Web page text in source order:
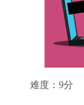
难度：9分